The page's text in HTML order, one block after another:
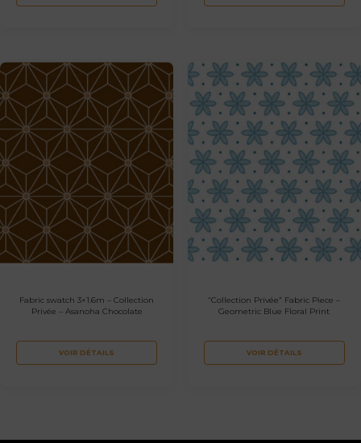
Fabric swatch 3×1.6m – Collection
Privée – Asanoha Chocolate
VOIR DÉTAILS
“Collection Privée” Fabric Piece –
Geometric Blue Floral Print
VOIR DÉTAILS